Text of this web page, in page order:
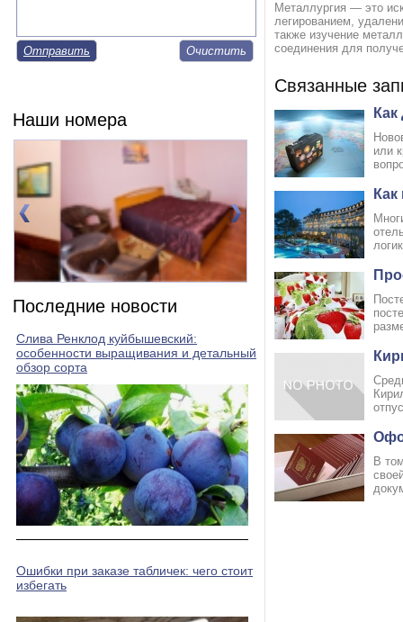
Отправить
Наши номера
Номер 3(DBL)
Последние новости
Слива Ренклод куйбышевский:
особенности выращивания и детальный
обзор сорта
Ошибки при заказе табличек: чего стоит
избегать
Металлургия — это
легированием,
также изучение
соединения для
Связанные
или
В